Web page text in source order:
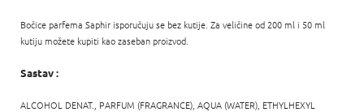
Bočice parfema Saphir isporučuju se bez kutije. Za veličine od 200 ml i 50 ml
kutiju možete kupiti kao zaseban proizvod.
Sastav :
ALCOHOL DENAT., PARFUM (FRAGRANCE), AQUA (WATER), ETHYLHEXYL